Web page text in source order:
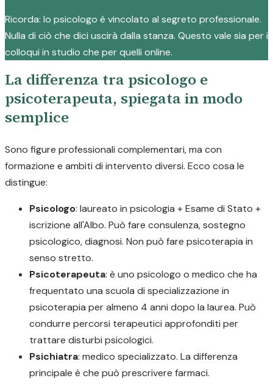
Ricorda: lo psicologo è vincolato al segreto professionale.
Nulla di ciò che dici uscirà dalla stanza. Questo vale sia per i
colloqui in studio che per quelli online.
La differenza tra psicologo e
psicoterapeuta, spiegata in modo
semplice
Sono figure professionali complementari, ma con
formazione e ambiti di intervento diversi. Ecco cosa le
distingue:
Psicologo: laureato in psicologia + Esame di Stato +
iscrizione all'Albo. Può fare consulenza, sostegno
psicologico, diagnosi. Non può fare psicoterapia in
senso stretto.
Psicoterapeuta: è uno psicologo o medico che ha
frequentato una scuola di specializzazione in
psicoterapia per almeno 4 anni dopo la laurea. Può
condurre percorsi terapeutici approfonditi per
trattare disturbi psicologici.
Psichiatra: medico specializzato. La differenza
principale è che può prescrivere farmaci.